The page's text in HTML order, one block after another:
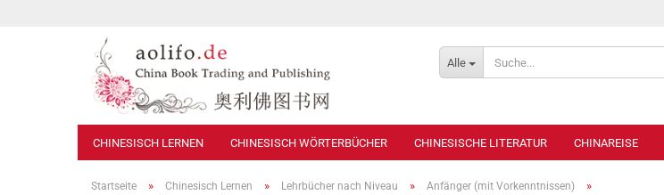
Alle
CHINESISCH LERNEN CHINESISCH WÖRTERBÜCHER CHINESISCHE LITERATUR CHINAREISE
Startseite » Chinesisch Lernen » Lehrbücher nach Niveau » Anfänger (mit Vorkenntnissen) »